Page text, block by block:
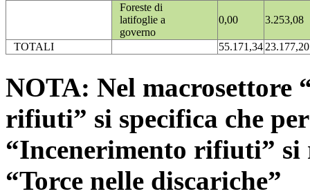
Foreste di
latifoglie a
governo
0,00 3.253,08
TOTALI 55.171,3423.177,20
NOTA: Nel macrosettore
rifiuti” si specifica che
“Incenerimento rifiuti”
“Torce nelle discariche”